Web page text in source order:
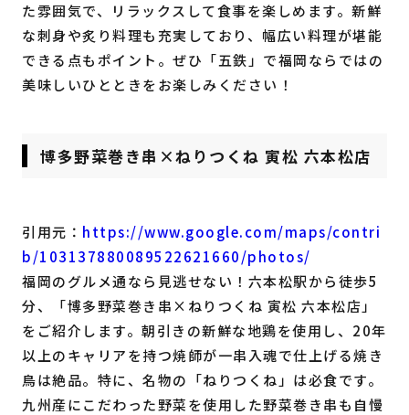
た雰囲気で、リラックスして食事を楽しめます。新鮮
な刺身や炙り料理も充実しており、幅広い料理が堪能
できる点もポイント。ぜひ「五鉄」で福岡ならではの
美味しいひとときをお楽しみください！
博多野菜巻き串×ねりつくね 寅松 六本松店
引用元： https://www.google.com/maps/contri
b/103137880089522621660/photos/
福岡のグルメ通なら見逃せない！六本松駅から徒歩5
分、「博多野菜巻き串×ねりつくね 寅松 六本松店」
をご紹介します。朝引きの新鮮な地鶏を使用し、20年
以上のキャリアを持つ焼師が一串入魂で仕上げる焼き
鳥は絶品。特に、名物の「ねりつくね」は必食です。
九州産にこだわった野菜を使用した野菜巻き串も自慢